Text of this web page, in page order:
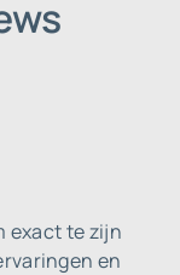
exact te zijn
en